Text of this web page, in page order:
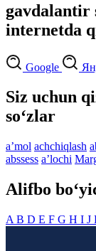
gavdalantir
internetda
Google
Siz uchun
so‘zlar
aʼmol achchiqlash
abssess aʼlochi
Alifbo
A B D E F G H I J